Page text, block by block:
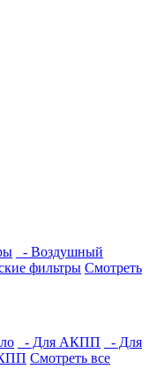
- Воздушный
фильтры Смотреть
- Для АКПП
- Для
Смотреть все